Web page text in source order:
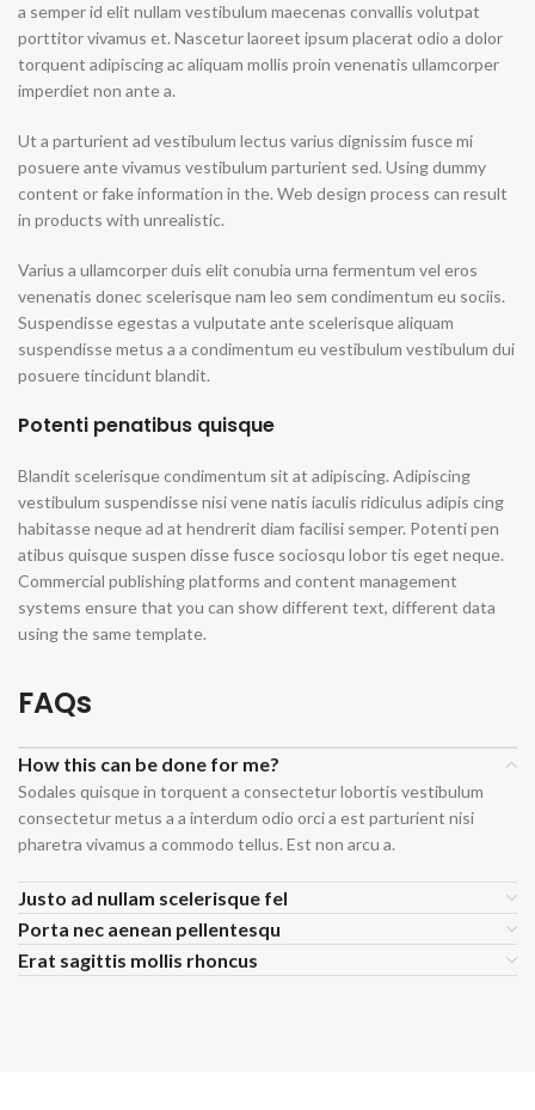
a semper id elit nullam vestibulum maecenas convallis volutpat
porttitor vivamus et. Nascetur laoreet ipsum placerat odio a dolor
torquent adipiscing ac aliquam mollis proin venenatis ullamcorper
imperdiet non ante a.
Ut a parturient ad vestibulum lectus varius dignissim fusce mi
posuere ante vivamus vestibulum parturient sed. Using dummy
content or fake information in the. Web design process can result
in products with unrealistic.
Varius a ullamcorper duis elit conubia urna fermentum vel eros
venenatis donec scelerisque nam leo sem condimentum eu sociis.
Suspendisse egestas a vulputate ante scelerisque aliquam
suspendisse metus a a condimentum eu vestibulum vestibulum dui
posuere tincidunt blandit.
Potenti penatibus quisque
Blandit scelerisque condimentum sit at adipiscing. Adipiscing
vestibulum suspendisse nisi vene natis iaculis ridiculus adipis cing
habitasse neque ad at hendrerit diam facilisi semper. Potenti pen
atibus quisque suspen disse fusce sociosqu lobor tis eget neque.
Commercial publishing platforms and content management
systems ensure that you can show different text, different data
using the same template.
FAQs
How this can be done for me?
Sodales quisque in torquent a consectetur lobortis vestibulum
consectetur metus a a interdum odio orci a est parturient nisi
pharetra vivamus a commodo tellus. Est non arcu a.
Justo ad nullam scelerisque fel
Porta nec aenean pellentesqu
Erat sagittis mollis rhoncus